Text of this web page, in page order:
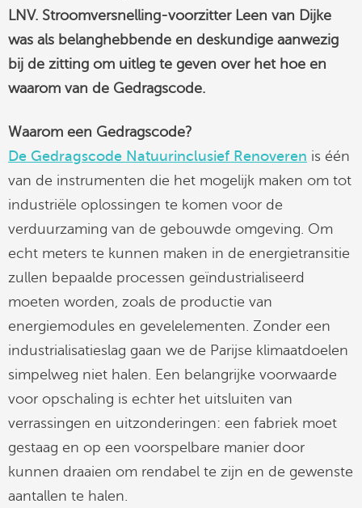
LNV. Stroomversnelling-voorzitter Leen van Dijke
was als belanghebbende en deskundige aanwezig
bij de zitting om uitleg te geven over het hoe en
waarom van de Gedragscode.
Waarom een Gedragscode?
De Gedragscode Natuurinclusief Renoveren is één
van de instrumenten die het mogelijk maken om tot
industriële oplossingen te komen voor de
verduurzaming van de gebouwde omgeving. Om
echt meters te kunnen maken in de energietransitie
zullen bepaalde processen geïndustrialiseerd
moeten worden, zoals de productie van
energiemodules en gevelelementen. Zonder een
industrialisatieslag gaan we de Parijse klimaatdoelen
simpelweg niet halen. Een belangrijke voorwaarde
voor opschaling is echter het uitsluiten van
verrassingen en uitzonderingen: een fabriek moet
gestaag en op een voorspelbare manier door
kunnen draaien om rendabel te zijn en de gewenste
aantallen te halen.